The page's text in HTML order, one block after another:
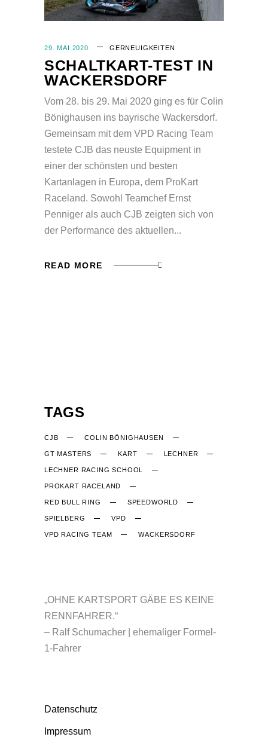
29. MAI 2020 GERNEUIGKEITEN
SCHALTKART-TEST IN
WACKERSDORF
Vom 28. bis 29. Mai 2020 ging es für Colin
Bönighausen ins bayrische Wackersdorf.
Gemeinsam mit dem VPD Racing Team
testete CJB das neuste Equipment in
einer der schönsten und besten
Kartanlagen in Europa, dem ProKart
Raceland. Sowohl Teamchef Ernst
Penniger als auch CJB zeigten sich von
der Performance des aktuellen
READ MORE
TAGS
CJB COLIN BÖNIGHAUSEN
GT MASTERS KART LECHNER
LECHNER RACING SCHOOL
PROKART RACELAND
RED BULL RING SPEEDWORLD
SPIELBERG VPD
VPD RACING TEAM WACKERSDORF
„OHNE KARTSPORT GÄBE ES KEINE
RENNFAHRER.“
– Ralf Schumacher | ehemaliger Formel-
1-Fahrer
Datenschutz
Impressum